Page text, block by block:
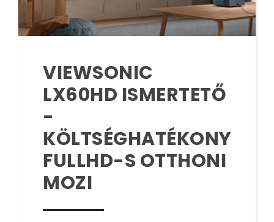
VIEWSONIC
LX60HD ISMERTETŐ
-
KÖLTSÉGHATÉKONY
FULLHD-S OTTHONI
MOZI